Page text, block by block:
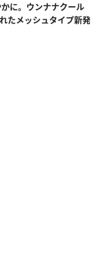
に。ウンナナクール
たメッシュタイプ新発